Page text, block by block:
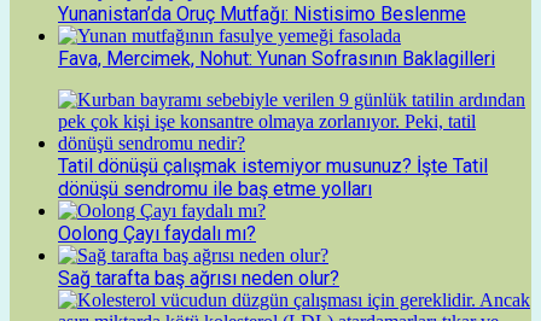
Yunanistan’da Oruç Mutfağı: Nistisimo Beslenme
Fava, Mercimek, Nohut: Yunan Sofrasının Baklagilleri
Tatil dönüşü çalışmak istemiyor musunuz? İşte Tatil
dönüşü sendromu ile baş etme yolları
Oolong Çayı faydalı mı?
Sağ tarafta baş ağrısı neden olur?